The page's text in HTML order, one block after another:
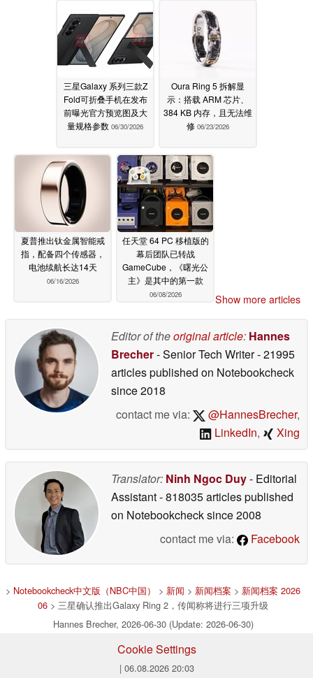
三星Galaxy 系列三款Z
Fold可折叠手机在发布
前曝光官方预览图及大
量规格参数 06/30/2026
Oura Ring 5 拆解显
示：搭载 ARM 芯片、
384 KB 内存，且无法维
修 06/23/2026
夏普推出钛金属智能戒
指，配备四个传感器，
电池续航长达14天
06/16/2026
任天堂 64 PC 移植版的
幕后团队已转战
GameCube，《曙光公
主》是其中的第一款
06/08/2026 Show more articles
Editor of theoriginal article: Hannes
Brecher- Senior Tech Writer- 21995
articles published on Notebookcheck
since 2018
contact me via:
@HannesBrecher,
LinkedIn, Xing
Translator: Ninh Ngoc Duy- Editorial
Assistant- 818035 articles published
on Notebookchecksince 2008
contact me via:
Facebook
> Notebookcheck中文版（NBC中国） > 新闻 > 新闻档案 > 新闻档案 2026
06 > 三星确认推出Galaxy Ring 2，传闻称将进行三项升级
Hannes Brecher, 2026-06-30 (Update: 2026-06-30)
Cookie Settings
| 06.08.2026 20:03